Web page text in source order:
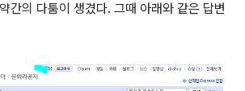
간의 다툼이 생겼다. 그때 아래와 같은 답변